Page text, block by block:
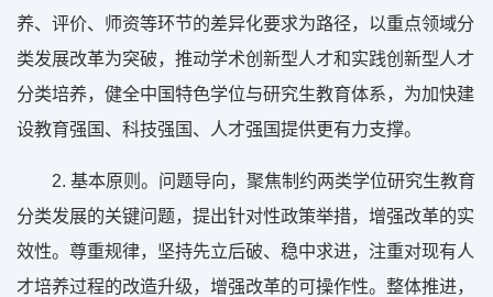
养、评价、师资等环节的差异化要求为路径，以重点领域分
类发展改革为突破，推动学术创新型人才和实践创新型人才
分类培养，健全中国特色学位与研究生教育体系，为加快建
设教育强国、科技强国、人才强国提供更有力支撑。
2. 基本原则。问题导向，聚焦制约两类学位研究生教育
分类发展的关键问题，提出针对性政策举措，增强改革的实
效性。尊重规律，坚持先立后破、稳中求进，注重对现有人
才培养过程的改造升级，增强改革的可操作性。整体推进，